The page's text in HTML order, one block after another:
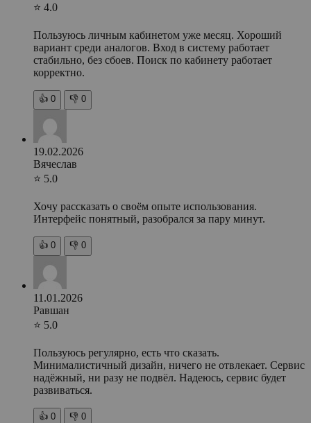
⭐ 4.0
Пользуюсь личным кабинетом уже месяц. Хороший
вариант среди аналогов. Вход в систему работает
стабильно, без сбоев. Поиск по кабинету работает
корректно.
👍 0 👎 0
19.02.2026
Вячеслав
⭐ 5.0
Хочу рассказать о своём опыте использования.
Интерфейс понятный, разобрался за пару минут.
👍 0 👎 0
11.01.2026
Равшан
⭐ 5.0
Пользуюсь регулярно, есть что сказать.
Минималистичный дизайн, ничего не отвлекает. Сервис
надёжный, ни разу не подвёл. Надеюсь, сервис будет
развиваться.
👍 0 👎 0